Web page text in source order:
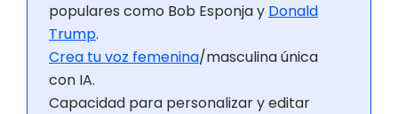
populares como Bob Esponja y Donald
Trump.
Crea tu voz femenina/masculina única
con IA.
Capacidad para personalizar y editar